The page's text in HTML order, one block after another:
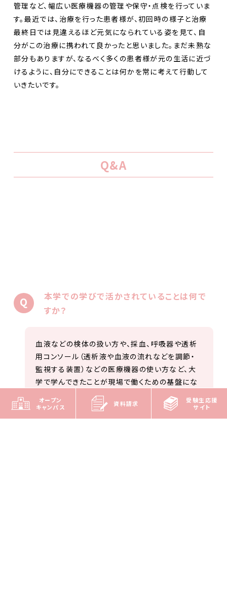
オープン
キャンパス
資料請求
受験生応援
サイト
管理など、幅広い医療機器の管理や保守・点検を行っていま
す。最近では、治療を行った患者様が、初回時の様子と治療
最終日では見違えるほど元気になられている姿を見て、自
分がこの治療に携われて良かったと思いました。まだ未熟な
部分もありますが、なるべく多くの患者様が元の生活に近づ
けるように、自分にできることは何かを常に考えて行動して
いきたいです。
Q&A
本学での学びで活かされていることは何で
すか？
血液などの検体の扱い方や、採血、呼吸器や透析
用コンソール（透析液や血液の流れなどを調節・
監視する装置）などの医療機器の使い方など、大
学で学んできたことが現場で働くための基盤にな
っています。また本学科では「臨床工学技士」と「臨
床検査技師」の二つの国家資格を取得できるた
め、幅広い分野を学ぶことができます。現場では、